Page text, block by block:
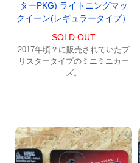
ターPKG) ライトニングマッ
クイーン(レギュラータイプ）
SOLD OUT
2017年頃？に販売されていたブ
リスタータイプのミニミニカー
ズ。